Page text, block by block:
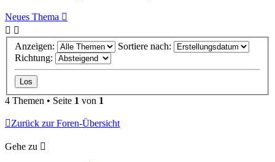
Neues Thema
Anzeigen:
Sortiere nach:
Richtung:
4 Themen • Seite 1 von 1
Zurück zur Foren-Übersicht
Gehe zu